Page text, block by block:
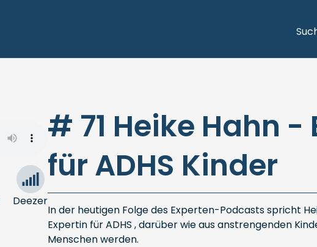
Deezer
# 71 Heike Hahn -
für ADHS Kinder
In der heutigen Folge des Experten-Podcasts spricht
Expertin für ADHS , darüber wie aus anstrengenden
Menschen werden.